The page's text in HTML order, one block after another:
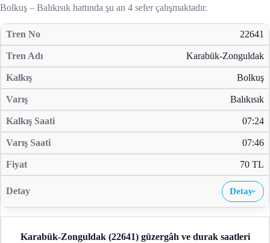
Bolkuş – Balıkısık hattında şu an 4 sefer çalışmaktadır.
22641
Karabük-Zonguldak
Bolkuş
Balıkısık
07:24
07:46
70 TL
Detay›
Karabük-Zonguldak (22641)güzergâh ve durak saatleri